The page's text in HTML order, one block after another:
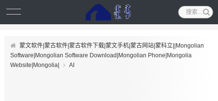
蒙文软件|蒙古软件|蒙古软件下载|蒙文手机|蒙古网站|蒙科立||Mongolian
Software|Mongolian Software Download|Mongolian Phone|Mongolia
Website|Mongolia|
AI